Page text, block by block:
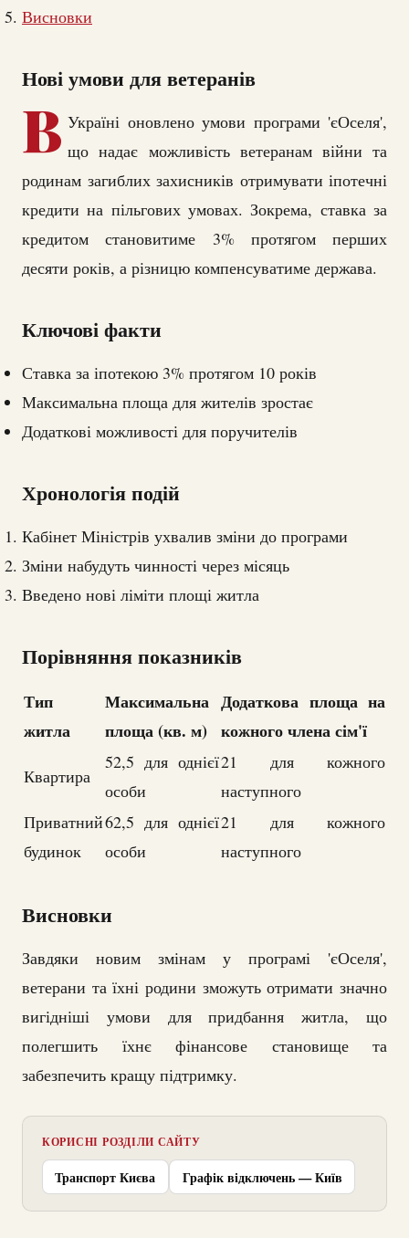
Висновки
Нові умови для ветеранів
В Україні оновлено умови програми 'єОселя',
що надає можливість ветеранам війни та
родинам загиблих захисників отримувати іпотечні
кредити на пільгових умовах. Зокрема, ставка за
кредитом становитиме 3% протягом перших
десяти років, а різницю компенсуватиме держава.
Ключові факти
Ставка за іпотекою 3% протягом 10 років
Максимальна площа для жителів зростає
Додаткові можливості для поручителів
Хронологія подій
Кабінет Міністрів ухвалив зміни до програми
Зміни набудуть чинності через місяць
Введено нові ліміти площі житла
Порівняння показників
Тип
житла
Максимальна
площа (кв. м)
Додаткова площа на
кожного члена сім'ї
Квартира
52,5 для однієї
особи
21 для кожного
наступного
Приватний
будинок
62,5 для однієї
особи
21 для кожного
наступного
Висновки
Завдяки новим змінам у програмі 'єОселя',
ветерани та їхні родини зможуть отримати значно
вигідніші умови для придбання житла, що
полегшить їхнє фінансове становище та
забезпечить кращу підтримку.
КОРИСНІ РОЗДІЛИ САЙТУ
Транспорт Києва Графік відключень — Київ